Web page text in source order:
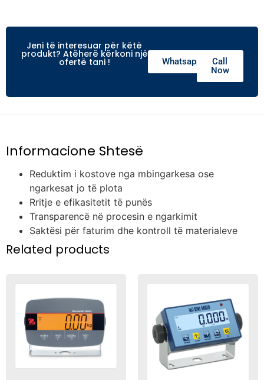
Jeni të interesuar për këtë
produkt? Atëherë kërkoni një
ofertë tani ! Whatsapp
Call
Now
Informacione Shtesë
Reduktim i kostove nga mbingarkesa ose
ngarkesat jo të plota
Rritje e efikasitetit të punës
Transparencë në procesin e ngarkimit
Saktësi për faturim dhe kontroll të materialeve
Related products